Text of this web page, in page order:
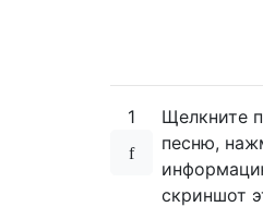
1
Щелкните
песню,
скриншот